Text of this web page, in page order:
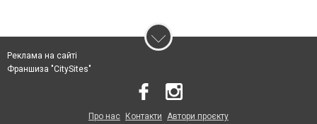
Реклама на сайті
Франшиза "CitySites"
Про нас Контакти Автори проєкту